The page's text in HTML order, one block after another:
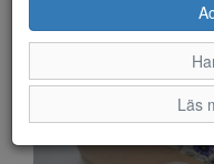
Läs